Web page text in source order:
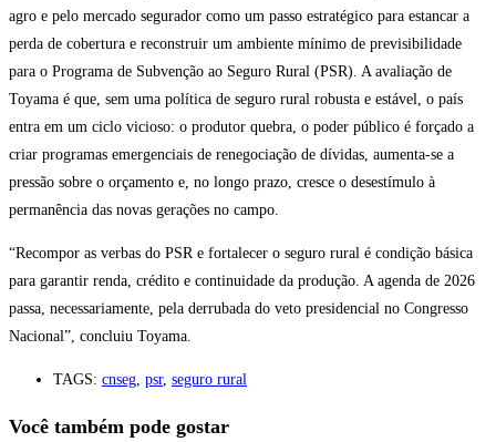
agro e pelo mercado segurador como um passo estratégico para estancar a
perda de cobertura e reconstruir um ambiente mínimo de previsibilidade
para o Programa de Subvenção ao Seguro Rural (PSR). A avaliação de
Toyama é que, sem uma política de seguro rural robusta e estável, o país
entra em um ciclo vicioso: o produtor quebra, o poder público é forçado a
criar programas emergenciais de renegociação de dívidas, aumenta-se a
pressão sobre o orçamento e, no longo prazo, cresce o desestímulo à
permanência das novas gerações no campo.
“Recompor as verbas do PSR e fortalecer o seguro rural é condição básica
para garantir renda, crédito e continuidade da produção. A agenda de 2026
passa, necessariamente, pela derrubada do veto presidencial no Congresso
Nacional”, concluiu Toyama.
TAGS: cnseg, psr, seguro rural
Você também pode gostar